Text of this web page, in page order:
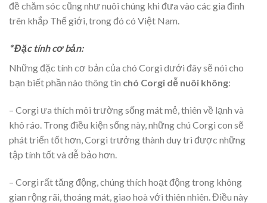
đề chăm sóc cũng như nuôi chúng khi đưa vào các gia đình
trên khắp Thế giới, trong đó có Việt Nam.
* Đặc tính cơ bản:
Những đặc tính cơ bản của chó Corgi dưới đây sẽ nói cho
bạn biết phần nào thông tin chó Corgi dễ nuôi không:
– Corgi ưa thích môi trường sống mát mẻ, thiên về lạnh và
khô ráo. Trong điều kiện sống này, những chú Corgi con sẽ
phát triển tốt hơn, Corgi trưởng thành duy trì được những
tập tính tốt và dễ bảo hơn.
– Corgi rất tăng động, chúng thích hoạt động trong không
gian rộng rãi, thoáng mát, giao hoà với thiên nhiên. Điều này